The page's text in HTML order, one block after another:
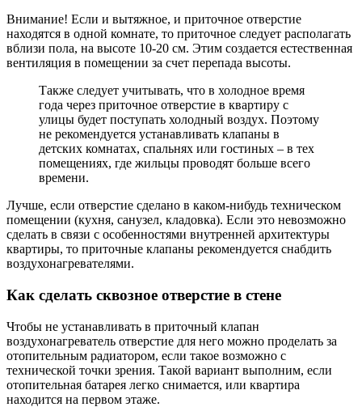
Внимание! Если и вытяжное, и приточное отверстие
находятся в одной комнате, то приточное следует располагать
вблизи пола, на высоте 10-20 см. Этим создается естественная
вентиляция в помещении за счет перепада высоты.
Также следует учитывать, что в холодное время
года через приточное отверстие в квартиру с
улицы будет поступать холодный воздух. Поэтому
не рекомендуется устанавливать клапаны в
детских комнатах, спальнях или гостиных – в тех
помещениях, где жильцы проводят больше всего
времени.
Лучше, если отверстие сделано в каком-нибудь техническом
помещении (кухня, санузел, кладовка). Если это невозможно
сделать в связи с особенностями внутренней архитектуры
квартиры, то приточные клапаны рекомендуется снабдить
воздухонагревателями.
Как сделать сквозное отверстие в стене
Чтобы не устанавливать в приточный клапан
воздухонагреватель отверстие для него можно проделать за
отопительным радиатором, если такое возможно с
технической точки зрения. Такой вариант выполним, если
отопительная батарея легко снимается, или квартира
находится на первом этаже.